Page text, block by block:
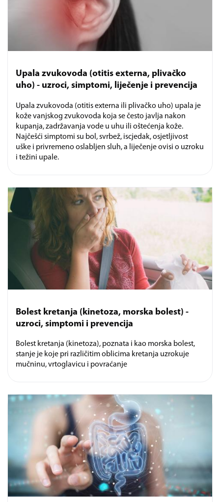
Upala zvukovoda (otitis externa, plivačko
uho) - uzroci, simptomi, liječenje i prevencija
Upala zvukovoda (otitis externa ili plivačko uho) upala je
kože vanjskog zvukovoda koja se često javlja nakon
kupanja, zadržavanja vode u uhu ili oštećenja kože.
Najčešći simptomi su bol, svrbež, iscjedak, osjetljivost
uške i privremeno oslabljen sluh, a liječenje ovisi o uzroku
i težini upale.
Bolest kretanja (kinetoza, morska bolest) -
uzroci, simptomi i prevencija
Bolest kretanja (kinetoza), poznata i kao morska bolest,
stanje je koje pri različitim oblicima kretanja uzrokuje
mučninu, vrtoglavicu i povraćanje